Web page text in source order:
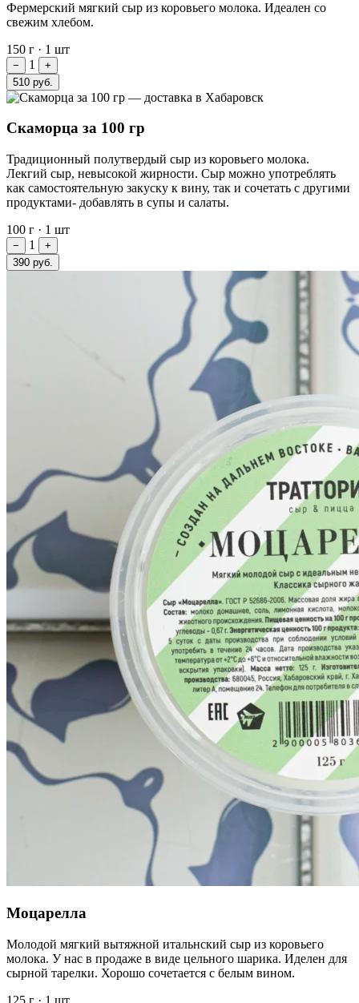
Фермерский мягкий сыр из коровьего молока. Идеален со
свежим хлебом.
150 г · 1 шт
− 1
+
510 руб.
Скаморца за 100 гр
Традиционный полутвердый сыр из коровьего молока.
Лекгий сыр, невысокой жирности. Сыр можно употреблять
как самостоятельную закуску к вину, так и сочетать с другими
продуктами- добавлять в супы и салаты.
100 г · 1 шт
− 1
+
390 руб.
Моцарелла
Молодой мягкий вытяжной итальнский сыр из коровьего
молока. У нас в продаже в виде цельного шарика. Иделен для
сырной тарелки. Хорошо сочетается с белым вином.
125 г · 1 шт